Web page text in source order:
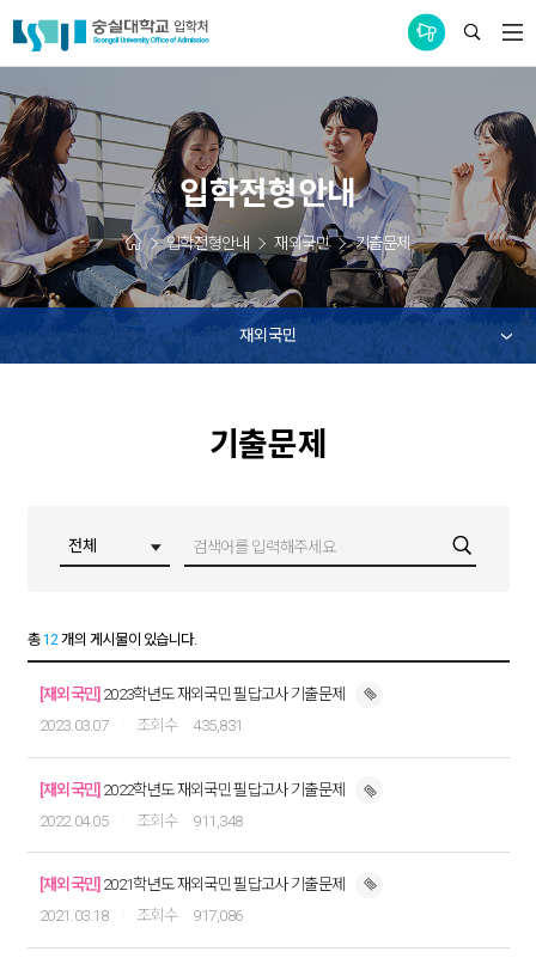
통합공지사항
입학전형안내
입학전형안내 재외국민 기출문제
재외국민
기출문제
총12개의 게시물이 있습니다.
[재외국민] 2023학년도 재외국민 필답고사 기출문제
2023.03.07
435,831
[재외국민] 2022학년도 재외국민 필답고사 기출문제
2022.04.05
911,348
[재외국민] 2021학년도 재외국민 필답고사 기출문제
2021.03.18
917,086